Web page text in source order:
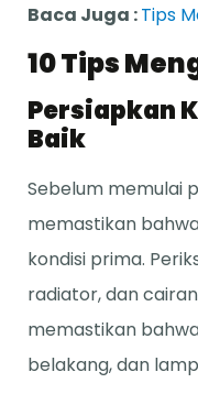
Baca Juga :Tips
10 Tips
Persiapkan
Baik
Sebelum memulai
memastikan
kondisi prima.
radiator, dan
memastikan
belakang, dan